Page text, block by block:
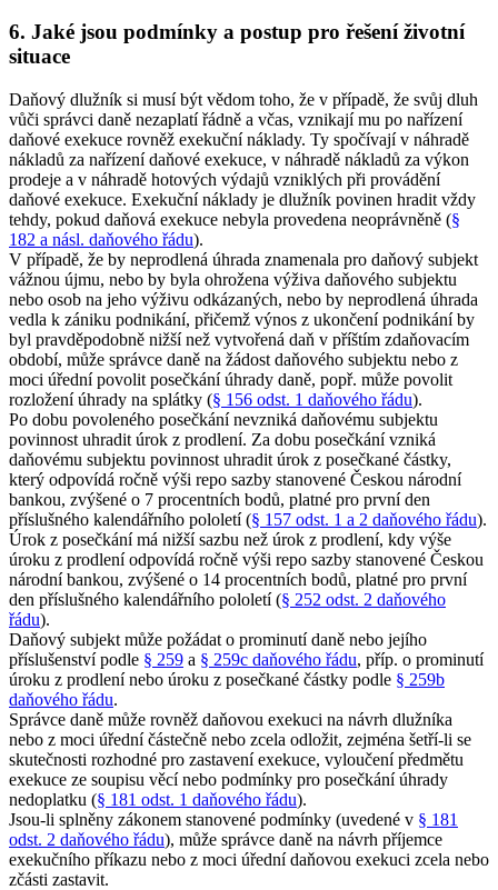
6. Jaké jsou podmínky a postup pro řešení životní
situace
Daňový dlužník si musí být vědom toho, že v případě, že svůj dluh
vůči správci daně nezaplatí řádně a včas, vznikají mu po nařízení
daňové exekuce rovněž exekuční náklady. Ty spočívají v náhradě
nákladů za nařízení daňové exekuce, v náhradě nákladů za výkon
prodeje a v náhradě hotových výdajů vzniklých při provádění
daňové exekuce. Exekuční náklady je dlužník povinen hradit vždy
tehdy, pokud daňová exekuce nebyla provedena neoprávněně (§
182 a násl. daňového řádu).
V případě, že by neprodlená úhrada znamenala pro daňový subjekt
vážnou újmu, nebo by byla ohrožena výživa daňového subjektu
nebo osob na jeho výživu odkázaných, nebo by neprodlená úhrada
vedla k zániku podnikání, přičemž výnos z ukončení podnikání by
byl pravděpodobně nižší než vytvořená daň v příštím zdaňovacím
období, může správce daně na žádost daňového subjektu nebo z
moci úřední povolit posečkání úhrady daně, popř. může povolit
rozložení úhrady na splátky (§ 156 odst. 1 daňového řádu).
Po dobu povoleného posečkání nevzniká daňovému subjektu
povinnost uhradit úrok z prodlení. Za dobu posečkání vzniká
daňovému subjektu povinnost uhradit úrok z posečkané částky,
který odpovídá ročně výši repo sazby stanovené Českou národní
bankou, zvýšené o 7 procentních bodů, platné pro první den
příslušného kalendářního pololetí (§ 157 odst. 1 a 2 daňového řádu).
Úrok z posečkání má nižší sazbu než úrok z prodlení, kdy výše
úroku z prodlení odpovídá ročně výši repo sazby stanovené Českou
národní bankou, zvýšené o 14 procentních bodů, platné pro první
den příslušného kalendářního pololetí (§ 252 odst. 2 daňového
řádu).
Daňový subjekt může požádat o prominutí daně nebo jejího
příslušenství podle § 259 a § 259c daňového řádu, příp. o prominutí
úroku z prodlení nebo úroku z posečkané částky podle § 259b
daňového řádu.
Správce daně může rovněž daňovou exekuci na návrh dlužníka
nebo z moci úřední částečně nebo zcela odložit, zejména šetří-li se
skutečnosti rozhodné pro zastavení exekuce, vyloučení předmětu
exekuce ze soupisu věcí nebo podmínky pro posečkání úhrady
nedoplatku (§ 181 odst. 1 daňového řádu).
Jsou-li splněny zákonem stanovené podmínky (uvedené v § 181
odst. 2 daňového řádu), může správce daně na návrh příjemce
exekučního příkazu nebo z moci úřední daňovou exekuci zcela nebo
zčásti zastavit.